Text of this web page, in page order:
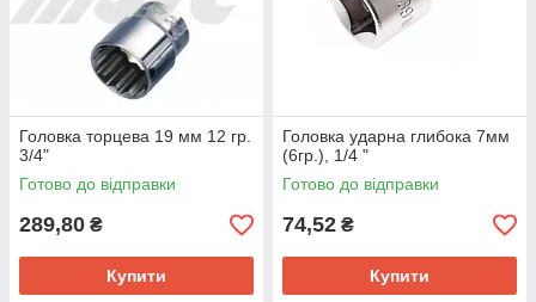
Головка торцева 19 мм 12 гр.
3/4"
Готово до відправки
289,80 ₴
Купити
Головка ударна глибока 7мм
(6гр.), 1/4 "
Готово до відправки
74,52 ₴
Купити